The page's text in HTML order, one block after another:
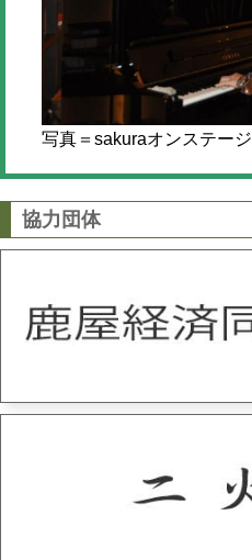
写真＝sakuraオンステージ
協力団体